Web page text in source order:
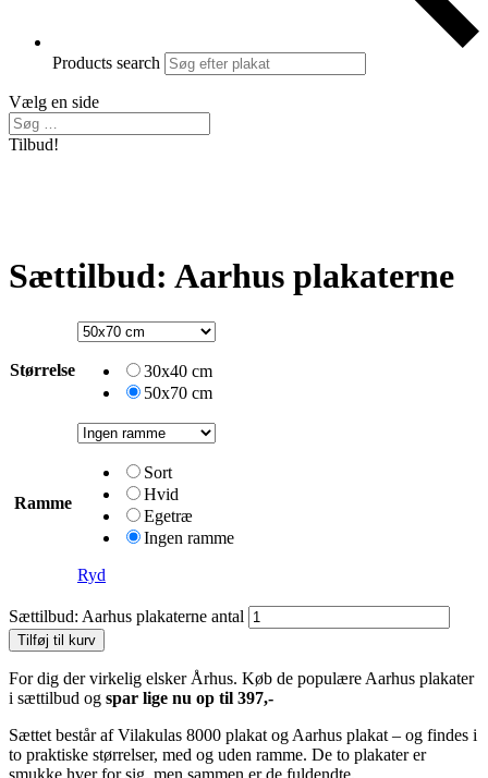
Products search
Vælg en side
Tilbud!
Sættilbud: Aarhus plakaterne
Størrelse
30x40 cm
50x70 cm
Ramme
Sort
Hvid
Egetræ
Ingen ramme
Ryd
Sættilbud: Aarhus plakaterne antal
Tilføj til kurv
For dig der virkelig elsker Århus. Køb de populære Aarhus plakater
i sættilbud og spar lige nu op til 397,-
Sættet består af Vilakulas 8000 plakat og Aarhus plakat – og findes i
to praktiske størrelser, med og uden ramme. De to plakater er
smukke hver for sig, men sammen er de fuldendte.